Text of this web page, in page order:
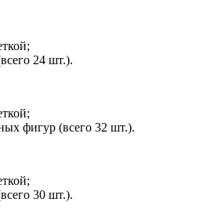
24 шт.).
фигур (всего 32 шт.).
30 шт.).